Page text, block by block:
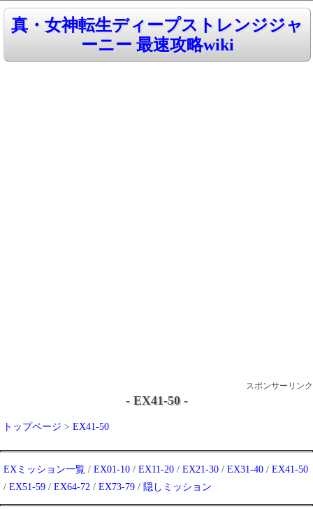
真・女神転生ディープストレンジジャ
ーニー 最速攻略wiki
スポンサーリンク
- EX41-50 -
トップページ > EX41-50
EXミッション一覧 / EX01-10 / EX11-20 / EX21-30 / EX31-40 / EX41-50
/ EX51-59 / EX64-72 / EX73-79 / 隠しミッション